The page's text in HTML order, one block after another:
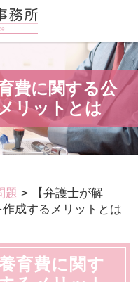
費に関する公
リットとは
題 >
【弁護士が解
成するメリットとは
育費に関す